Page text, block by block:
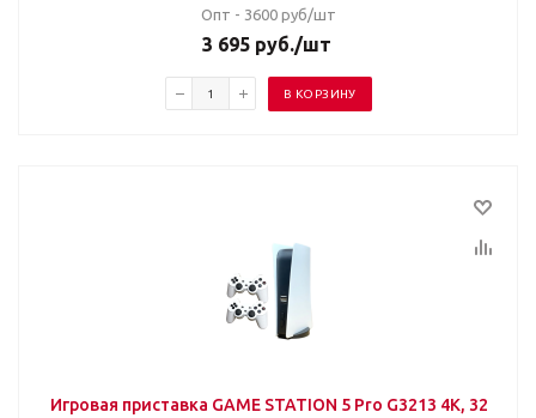
Опт - 3600 руб/шт
3 695руб./шт
В КОРЗИНУ
Игровая приставка GAME STATION 5 Pro G3213 4K, 32